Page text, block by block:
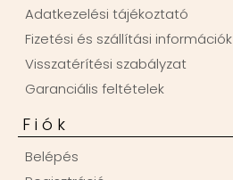
Adatkezelési tájékoztató
Fizetési és szállítási információk
Visszatérítési szabályzat
Garanciális feltételek
Fiók
Belépés